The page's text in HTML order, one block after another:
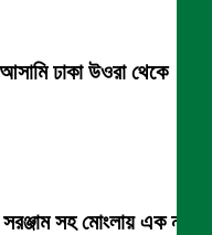
ঢাকা উওরা থেকে
সহ মোংলায় এক নারী